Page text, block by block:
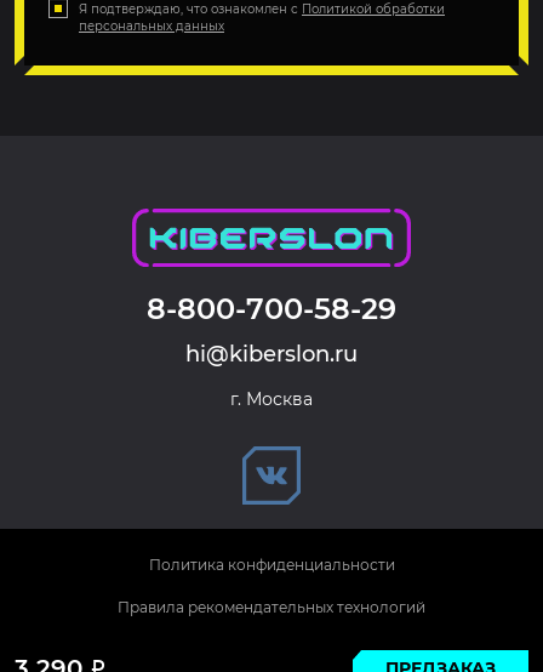
Р
Я подтверждаю, что ознакомлен с Политикой обработки
персональных данных
8-800-700-58-29
hi@kiberslon.ru
г. Москва
© 2026 KIBERSLON. Все права защищены.
Политика конфиденциальности
Правила рекомендательных технологий